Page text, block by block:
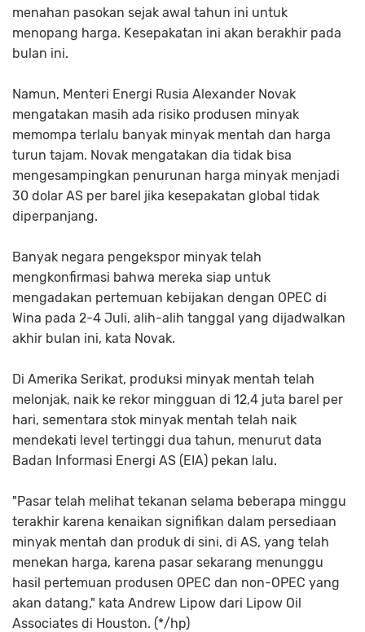
menahan pasokan sejak awal tahun ini untuk
menopang harga. Kesepakatan ini akan berakhir pada
bulan ini.
Namun, Menteri Energi Rusia Alexander Novak
mengatakan masih ada risiko produsen minyak
memompa terlalu banyak minyak mentah dan harga
turun tajam. Novak mengatakan dia tidak bisa
mengesampingkan penurunan harga minyak menjadi
30 dolar AS per barel jika kesepakatan global tidak
diperpanjang.
Banyak negara pengekspor minyak telah
mengkonfirmasi bahwa mereka siap untuk
mengadakan pertemuan kebijakan dengan OPEC di
Wina pada 2-4 Juli, alih-alih tanggal yang dijadwalkan
akhir bulan ini, kata Novak.
Di Amerika Serikat, produksi minyak mentah telah
melonjak, naik ke rekor mingguan di 12,4 juta barel per
hari, sementara stok minyak mentah telah naik
mendekati level tertinggi dua tahun, menurut data
Badan Informasi Energi AS (EIA) pekan lalu.
"Pasar telah melihat tekanan selama beberapa minggu
terakhir karena kenaikan signifikan dalam persediaan
minyak mentah dan produk di sini, di AS, yang telah
menekan harga, karena pasar sekarang menunggu
hasil pertemuan produsen OPEC dan non-OPEC yang
akan datang," kata Andrew Lipow dari Lipow Oil
Associates di Houston. (*/hp)